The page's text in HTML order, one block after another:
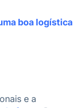
boa logística
e a